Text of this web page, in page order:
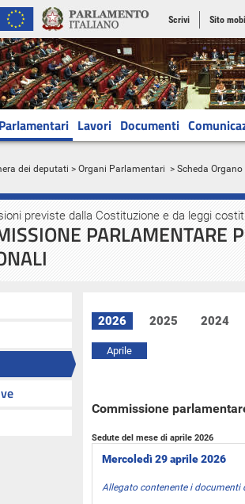
Scrivi Sito
Lavori Documenti
dei deputati > Organi Parlamentari > Scheda Organo
previste dalla Costituzione e da leggi
PARLAMENTARE
2026
Aprile
2025 2024
Commissione
Sedute del mese di aprile 2026
Mercoledì 29 aprile 2026
Allegato contenente i documenti